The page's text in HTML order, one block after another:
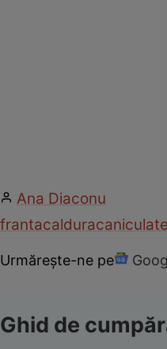
Ana Diaconu
frantacalduracanicula
Urmărește-ne pe
Ghid de